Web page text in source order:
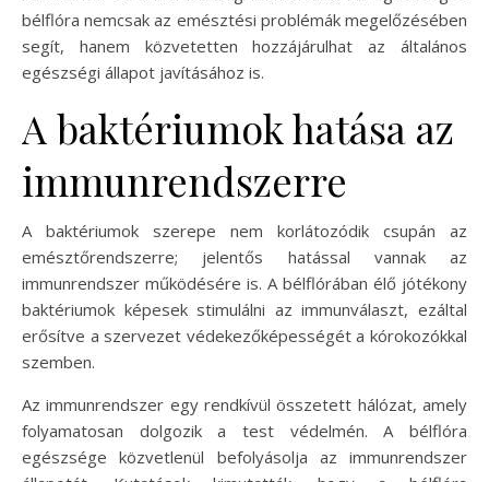
bélflóra nemcsak az emésztési problémák megelőzésében
segít, hanem közvetetten hozzájárulhat az általános
egészségi állapot javításához is.
A baktériumok hatása az
immunrendszerre
A baktériumok szerepe nem korlátozódik csupán az
emésztőrendszerre; jelentős hatással vannak az
immunrendszer működésére is. A bélflórában élő jótékony
baktériumok képesek stimulálni az immunválaszt, ezáltal
erősítve a szervezet védekezőképességét a kórokozókkal
szemben.
Az immunrendszer egy rendkívül összetett hálózat, amely
folyamatosan dolgozik a test védelmén. A bélflóra
egészsége közvetlenül befolyásolja az immunrendszer